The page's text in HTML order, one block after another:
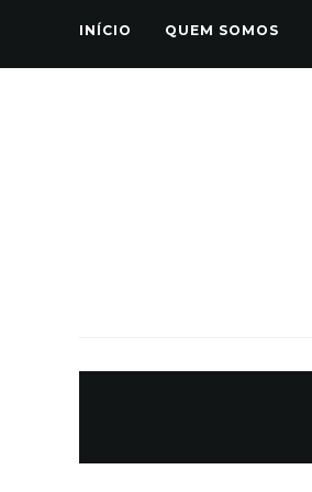
INÍCIO QUEM SOMOS